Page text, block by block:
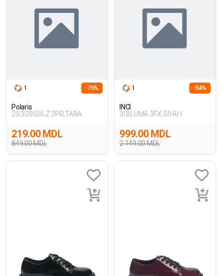
1 -75%
Polaris
2S 320036.Z 2PR,TABA
849.00 MDL
219.00 MDL
1 -54%
INCI
3I BLUMA 3FX,SIYAH
2 149.00 MDL
999.00 MDL